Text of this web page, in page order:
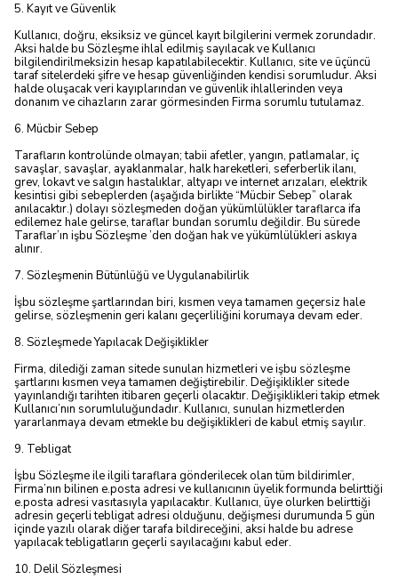
5. Kayıt ve Güvenlik
Kullanıcı, doğru, eksiksiz ve güncel kayıt bilgilerini vermek zorundadır.
Aksi halde bu Sözleşme ihlal edilmiş sayılacak ve Kullanıcı
bilgilendirilmeksizin hesap kapatılabilecektir. Kullanıcı, site ve üçüncü
taraf sitelerdeki şifre ve hesap güvenliğinden kendisi sorumludur. Aksi
halde oluşacak veri kayıplarından ve güvenlik ihlallerinden veya
donanım ve cihazların zarar görmesinden Firma sorumlu tutulamaz.
6. Mücbir Sebep
Tarafların kontrolünde olmayan; tabii afetler, yangın, patlamalar, iç
savaşlar, savaşlar, ayaklanmalar, halk hareketleri, seferberlik ilanı,
grev, lokavt ve salgın hastalıklar, altyapı ve internet arızaları, elektrik
kesintisi gibi sebeplerden (aşağıda birlikte “Mücbir Sebep” olarak
anılacaktır.) dolayı sözleşmeden doğan yükümlülükler taraflarca ifa
edilemez hale gelirse, taraflar bundan sorumlu değildir. Bu sürede
Taraflar’ın işbu Sözleşme ’den doğan hak ve yükümlülükleri askıya
alınır.
7. Sözleşmenin Bütünlüğü ve Uygulanabilirlik
İşbu sözleşme şartlarından biri, kısmen veya tamamen geçersiz hale
gelirse, sözleşmenin geri kalanı geçerliliğini korumaya devam eder.
8. Sözleşmede Yapılacak Değişiklikler
Firma, dilediği zaman sitede sunulan hizmetleri ve işbu sözleşme
şartlarını kısmen veya tamamen değiştirebilir. Değişiklikler sitede
yayınlandığı tarihten itibaren geçerli olacaktır. Değişiklikleri takip etmek
Kullanıcı’nın sorumluluğundadır. Kullanıcı, sunulan hizmetlerden
yararlanmaya devam etmekle bu değişiklikleri de kabul etmiş sayılır.
9. Tebligat
İşbu Sözleşme ile ilgili taraflara gönderilecek olan tüm bildirimler,
Firma’nın bilinen e.posta adresi ve kullanıcının üyelik formunda belirttiği
e.posta adresi vasıtasıyla yapılacaktır. Kullanıcı, üye olurken belirttiği
adresin geçerli tebligat adresi olduğunu, değişmesi durumunda 5 gün
içinde yazılı olarak diğer tarafa bildireceğini, aksi halde bu adrese
yapılacak tebligatların geçerli sayılacağını kabul eder.
10. Delil Sözleşmesi